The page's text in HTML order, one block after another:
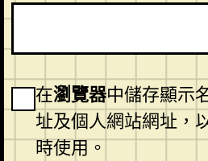
在瀏覽器中儲存顯示
址及個人網站網址，
時使用。